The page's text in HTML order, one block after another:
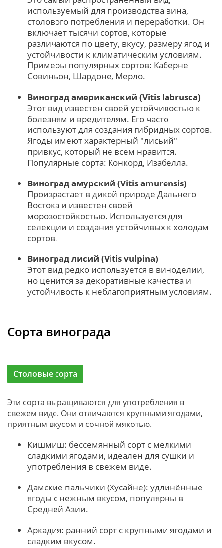
используемый для производства вина,
столового потребления и переработки. Он
включает тысячи сортов, которые
различаются по цвету, вкусу, размеру ягод и
устойчивости к климатическим условиям.
Примеры популярных сортов: Каберне
Совиньон, Шардоне, Мерло.
Виноград американский (Vitis labrusca)
Этот вид известен своей устойчивостью к
болезням и вредителям. Его часто
используют для создания гибридных сортов.
Ягоды имеют характерный "лисьий"
привкус, который не всем нравится.
Популярные сорта: Конкорд, Изабелла.
Виноград амурский (Vitis amurensis)
Произрастает в дикой природе Дальнего
Востока и известен своей
морозостойкостью. Используется для
селекции и создания устойчивых к холодам
сортов.
Виноград лисий (Vitis vulpina)
Этот вид редко используется в виноделии,
но ценится за декоративные качества и
устойчивость к неблагоприятным условиям.
Сорта винограда
Столовые сорта
Эти сорта выращиваются для употребления в
свежем виде. Они отличаются крупными ягодами,
приятным вкусом и сочной мякотью.
Кишмиш: бессемянный сорт с мелкими
сладкими ягодами, идеален для сушки и
употребления в свежем виде.
Дамские пальчики (Хусайне): удлинённые
ягоды с нежным вкусом, популярны в
Средней Азии.
Аркадия: ранний сорт с крупными ягодами и
сладким вкусом.